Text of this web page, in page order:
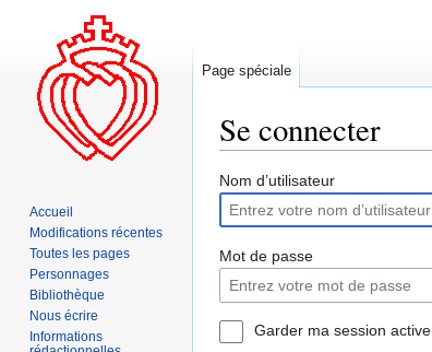
Se connecter
Aller
la
navigation
Aller
la
recherche
Nom d’utilisateur
Mot de passe
Garder ma session active
Page spéciale
Accueil
Modifications récentes
Toutes les pages
Personnages
Bibliothèque
Nous écrire
Informations